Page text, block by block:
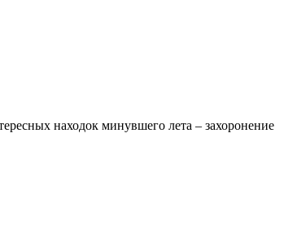
находок минувшего лета – захоронение